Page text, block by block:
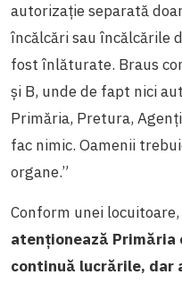
autorizație separată
încălcări sau încălcările
fost înlăturate. Braus
și B, unde de fapt nici
Primăria, Pretura,
fac nimic. Oamenii
organe.”
Conform unei locuitoare,
atenționează Primăria
continuă lucrările, dar